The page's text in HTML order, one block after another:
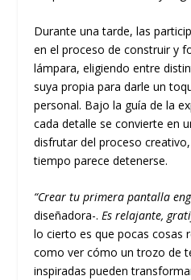
Durante una tarde, las
en el proceso de construir y
lámpara, eligiendo entre
suya propia para darle un
personal. Bajo la guía de la
cada detalle se convierte en
disfrutar del proceso
tiempo parece detenerse.
“Crear tu primera pantalla
diseñadora-.Es relajante,
lo cierto es que pocas cosas
como ver cómo un trozo de
inspiradas pueden